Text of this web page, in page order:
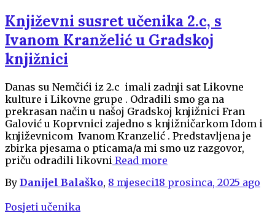
Književni susret učenika 2.c, s
Ivanom Kranželić u Gradskoj
knjižnici
Danas su Nemčići iz 2.c imali zadnji sat Likovne
kulture i Likovne grupe . Odradili smo ga na
prekrasan način u našoj Gradskoj knjižnici Fran
Galović u Koprvnici zajedno s knjižničarkom Idom i
književnicom Ivanom Kranzelić . Predstavljena je
zbirka pjesama o pticama/a mi smo uz razgovor,
priču odradili likovni Read more
By Danijel Balaško, 8 mjeseci18 prosinca, 2025 ago
Posjeti učenika